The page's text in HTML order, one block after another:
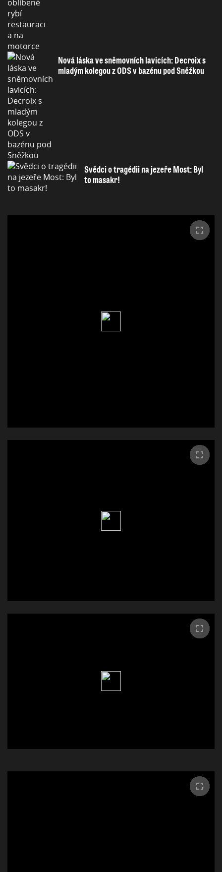
Nová láska ve sněmovních lavicích: Decroix s
mladým kolegou z ODS v bazénu pod Sněžkou
Svědci o tragédii na jezeře Most: Byl
to masakr!